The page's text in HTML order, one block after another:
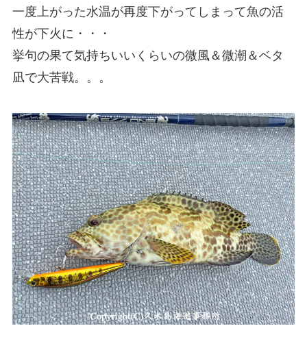
一度上がった水温が再度下がってしまって魚の活
性が下火に・・・
挙句の果て気持ちいいくらいの微風＆微潮＆ベタ
凪で大苦戦。。。